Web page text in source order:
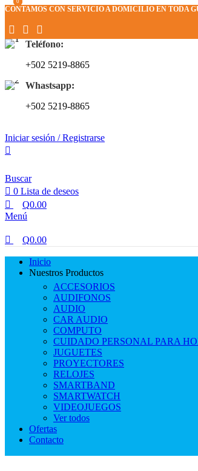
CONTAMOS CON SERVICIO A DOMICILIO EN TODA
Teléfono:
+502 5219-8865
Whastsapp:
+502 5219-8865
Iniciar sesión / Registrarse
Buscar
0 Lista de deseos
0
Q0.00
Menú
0
Q0.00
Inicio
Nuestros Productos
ACCESORIOS
AUDIFONOS
AUDIO
CAR AUDIO
COMPUTO
CUIDADO PERSONAL PARA
JUGUETES
PROYECTORES
RELOJES
SMARTBAND
SMARTWATCH
VIDEOJUEGOS
Ver todos
Ofertas
Contacto